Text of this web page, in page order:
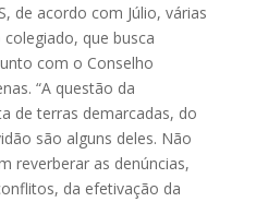
de acordo com Júlio, várias
que busca
com o Conselho
“A questão da
de terras demarcadas, do
são alguns deles. Não
reverberar as denúncias,
da efetivação da